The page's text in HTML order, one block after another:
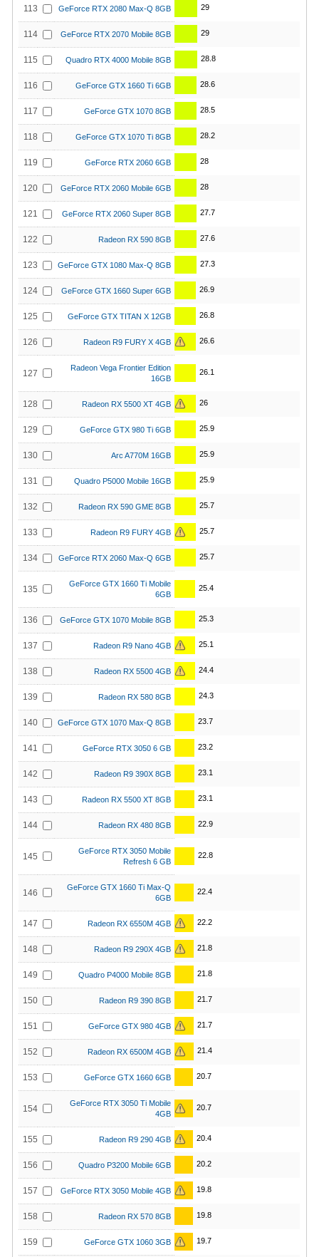
113 GeForce RTX 2080 Max-Q 8GB 29
114 GeForce RTX 2070 Mobile 8GB 29
115 Quadro RTX 4000 Mobile 8GB 28.8
116 GeForce GTX 1660 Ti 6GB 28.6
117 GeForce GTX 1070 8GB 28.5
118 GeForce GTX 1070 Ti 8GB 28.2
119 GeForce RTX 2060 6GB 28
120 GeForce RTX 2060 Mobile 6GB 28
121 GeForce RTX 2060 Super 8GB 27.7
122 Radeon RX 590 8GB 27.6
123 GeForce GTX 1080 Max-Q 8GB 27.3
124 GeForce GTX 1660 Super 6GB 26.9
125 GeForce GTX TITAN X 12GB 26.8
126 Radeon R9 FURY X 4GB 26.6
127
Radeon Vega Frontier Edition
16GB
26.1
128 Radeon RX 5500 XT 4GB 26
129 GeForce GTX 980 Ti 6GB 25.9
130 Arc A770M 16GB 25.9
131 Quadro P5000 Mobile 16GB 25.9
132 Radeon RX 590 GME 8GB 25.7
133 Radeon R9 FURY 4GB 25.7
134 GeForce RTX 2060 Max-Q 6GB 25.7
135
GeForce GTX 1660 Ti Mobile
6GB
25.4
136 GeForce GTX 1070 Mobile 8GB 25.3
137 Radeon R9 Nano 4GB 25.1
138 Radeon RX 5500 4GB 24.4
139 Radeon RX 580 8GB 24.3
140 GeForce GTX 1070 Max-Q 8GB 23.7
141 GeForce RTX 3050 6 GB 23.2
142 Radeon R9 390X 8GB 23.1
143 Radeon RX 5500 XT 8GB 23.1
144 Radeon RX 480 8GB 22.9
145
GeForce RTX 3050 Mobile
Refresh 6 GB
22.8
146
GeForce GTX 1660 Ti Max-Q
6GB
22.4
147 Radeon RX 6550M 4GB 22.2
148 Radeon R9 290X 4GB 21.8
149 Quadro P4000 Mobile 8GB 21.8
150 Radeon R9 390 8GB 21.7
151 GeForce GTX 980 4GB 21.7
152 Radeon RX 6500M 4GB 21.4
153 GeForce GTX 1660 6GB 20.7
154
GeForce RTX 3050 Ti Mobile
4GB
20.7
155 Radeon R9 290 4GB 20.4
156 Quadro P3200 Mobile 6GB 20.2
157 GeForce RTX 3050 Mobile 4GB 19.8
158 Radeon RX 570 8GB 19.8
159 GeForce GTX 1060 3GB 19.7